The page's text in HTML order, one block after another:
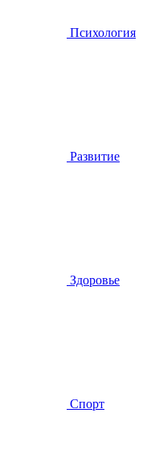
Психология
Развитие
Здоровье
Спорт